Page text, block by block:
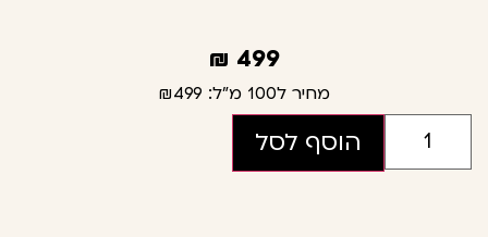
499
₪
מחיר ל100 מ"ל: ₪499
הוסף לסל